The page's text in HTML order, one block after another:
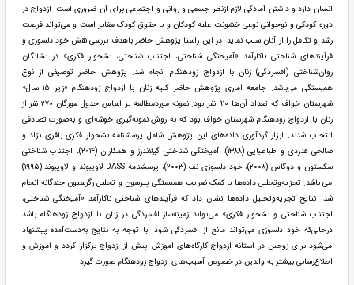
انسان دارد و داشتن آمادگی لازم ازنظر جسمی و روانی و اجتماعی برای آن ضروری است. ازدواج در
دوره کودکی و نوجوانی نوعی خشونت علیه کودکان و با حقوق کودک مغایر است و می‌تواند فرصت
رشد و تکامل را از آنان سلب نماید. در این راستا پژوهش حاضر باهدف بررسی نقش خود دلسوزی و
فرآیندهای شناختی ناکارآمد «آمیختگی شناختی، اجتناب شناختی، نشخوار فکری» در نشانگان
روان‌شناختی (افسردگی) زنان با ازدواج زودهنگام انجام شد. پژوهش حاضر توصیفی از نوع
همبستگی می‌باشد. جامعه آماری پژوهش حاضر کلیه زنان با ازدواج زودهنگام «زیر ۱۵ سال»
شهرستان خواف که تعداد آن‌ها ۹۱۰ نفر بود. نمونه موردمطالعه بر اساس جدول مورگان ۲۷۰ نفر از
زنان با ازدواج زودهنگام شهرستان خواف بود که به روش نمونه‌گیری خوشه‌ای و به‌صورت تصادفی
انتخاب شدند. ابزار گردآوری داده‌های این پژوهش شامل پرسشنامه نشخوار فکری باقری نژاد و
صالحی فدردی و طباطبایی (۱۳۸۸)، آمیختگی شناختی گیلاندرز و همکاران (۲۰۱۴)، اجتناب شناختی
سکستون و دوگاس (۲۰۰۸)، خود دلسوزی نف (۲۰۰۳)، پرسشنامه DASS لاویبوند و لاویبوند (۱۹۹۵)
می باشد. تجزیه‌وتحلیل داده‌ها با کمک ضریب همبستگی پیرسون و تحلیل رگرسیون چندگانه انجام
شد. نتایج تجزیه‌وتحلیل داده‌ها نشان داد که فرآیندهای شناختی ناکارآمد «آمیختگی شناختی،
اجتناب شناختی و نشخوار فکری» می‌تواند زمینه‌ساز افسردگی در زنان با ازدواج زودهنگام باشد
درحالی‌که خود دلسوزی می‌تواند مانع از افسردگی شود. با توجه به نتایج به‌دست‌آمده پیشنهاد
می‌شود برای زوجین در آستانه ازدواج کارگاه‌های آموزش پیش از ازدواج برگزار گردد و آموزش و
اطلاع‌رسانی بیشتر به والدین در خصوص آسیب‌های ازدواج زودهنگام صورت گیرد.